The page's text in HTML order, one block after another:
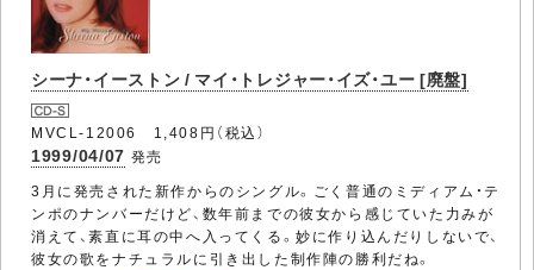
シーナ・イーストン / マイ・トレジャー・イズ・ユー [廃盤]
MVCL-12006 1,408円（税込）
1999/04/07 発売
3月に発売された新作からのシングル。ごく普通のミディアム・テ
ンポのナンバーだけど、数年前までの彼女から感じていた力みが
消えて、素直に耳の中へ入ってくる。妙に作り込んだりしないで、
彼女の歌をナチュラルに引き出した制作陣の勝利だね。